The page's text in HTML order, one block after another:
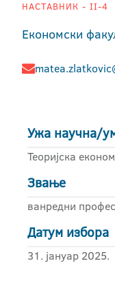
НАСТАВНИК - II-4
Економски
Ужа научна/
Теоријска
Звање
ванредни
Датум избора
31. јануар 2025.